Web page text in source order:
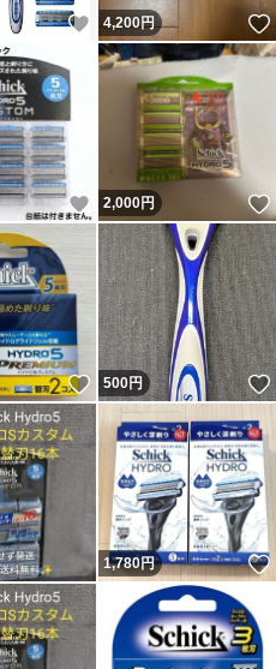
いいね！
4,200円
いいね！
2,000円
いいね！
500円
1,780円